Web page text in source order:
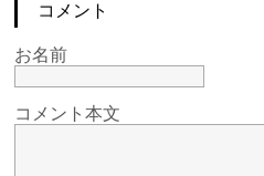
コメント
お名前
コメント本文